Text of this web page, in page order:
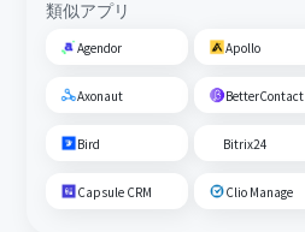
類似アプリ
Agendor Apollo
Axonaut BetterContact
Bird Bitrix24
Capsule CRM Clio Manage